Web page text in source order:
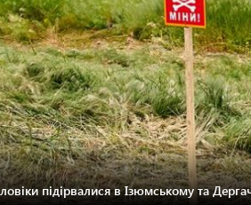
підірвалися в Ізюмському та